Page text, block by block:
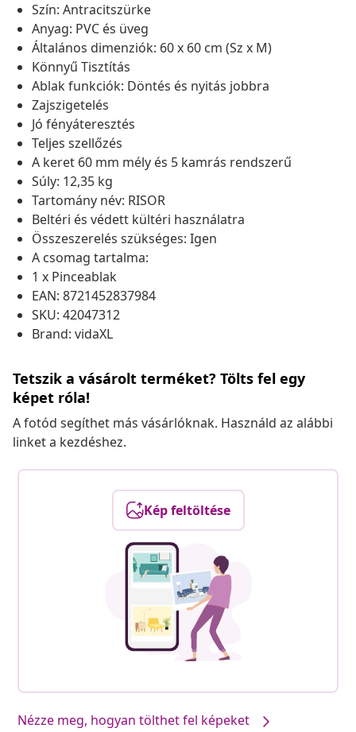
Szín: Antracitszürke
Anyag: PVC és üveg
Általános dimenziók: 60 x 60 cm (Sz x M)
Könnyű Tisztítás
Ablak funkciók: Döntés és nyitás jobbra
Zajszigetelés
Jó fényáteresztés
Teljes szellőzés
A keret 60 mm mély és 5 kamrás rendszerű
Súly: 12,35 kg
Tartomány név: RISOR
Beltéri és védett kültéri használatra
Összeszerelés szükséges: Igen
A csomag tartalma:
1 x Pinceablak
EAN: 8721452837984
SKU: 42047312
Brand: vidaXL
Tetszik a vásárolt terméket? Tölts fel egy
képet róla!
A fotód segíthet más vásárlóknak. Használd az alábbi
linket a kezdéshez.
Kép feltöltése
Nézze meg, hogyan tölthet fel képeket